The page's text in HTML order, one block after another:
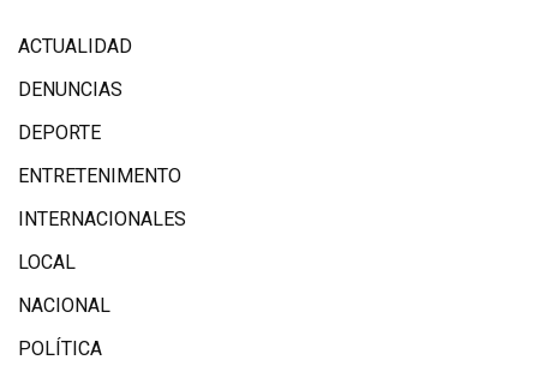
ACTUALIDAD
DENUNCIAS
DEPORTE
ENTRETENIMENTO
INTERNACIONALES
LOCAL
NACIONAL
POLÍTICA